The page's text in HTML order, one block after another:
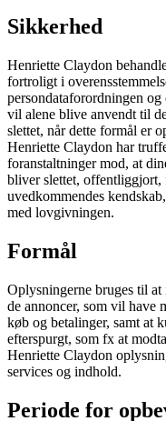
Sikkerhed
Henriette Claydon
fortroligt i
persondataforordningen
vil alene blive anvendt til
slettet, når dette formål er
Henriette Claydon har
foranstaltninger mod, at
bliver slettet,
uvedkommendes
med lovgivningen.
Formål
Oplysningerne bruges til
de annoncer, som vil have
køb og betalinger, samt at
efterspurgt, som fx at
Henriette Claydon
services og indhold.
Periode for